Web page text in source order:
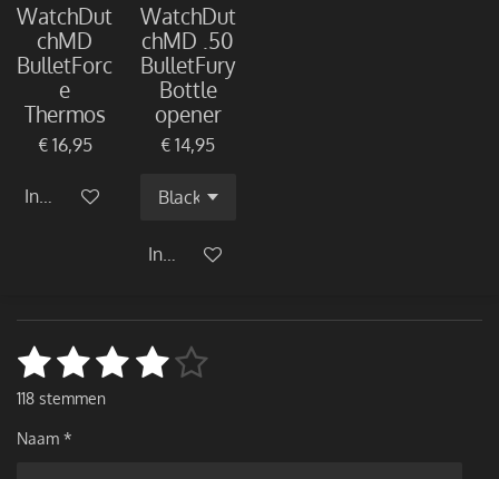
WatchDut
chMD
BulletForc
e
Thermos
€ 16,95
In winkelwagen
WatchDut
chMD .50
BulletFury
Bottle
opener
€ 14,95
In winkelwagen
R
a
t
i
1
s
t
2
s
t
3
s
4 5
118 stemmen
Naam *